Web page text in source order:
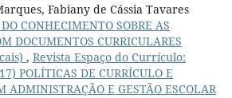
Fabiany de Cássia Tavares
CONHECIMENTO SOBRE AS
DOCUMENTOS CURRICULARES
, Revista Espaço do Currículo:
POLÍTICAS DE CURRÍCULO E
ADMINISTRAÇÃO E GESTÃO ESCOLAR